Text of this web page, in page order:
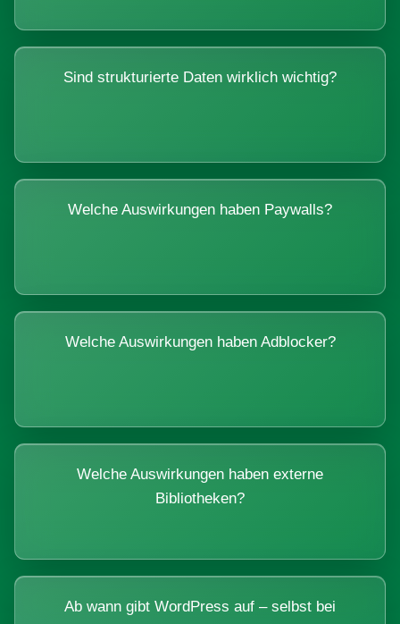
Sind strukturierte Daten wirklich wichtig?
Welche Auswirkungen haben Paywalls?
Welche Auswirkungen haben Adblocker?
Welche Auswirkungen haben externe
Bibliotheken?
Ab wann gibt WordPress auf – selbst bei